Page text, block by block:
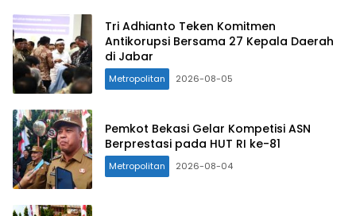
Tri Adhianto Teken Komitmen
Antikorupsi Bersama 27 Kepala Daerah
di Jabar
Metropolitan 2026-08-05
Pemkot Bekasi Gelar Kompetisi ASN
Berprestasi pada HUT RI ke-81
Metropolitan 2026-08-04